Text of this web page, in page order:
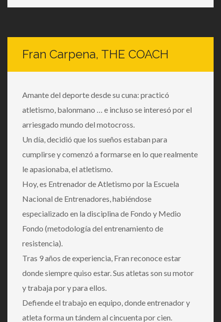
Fran Carpena, THE COACH
Amante del deporte desde su cuna: practicó
atletismo, balonmano … e incluso se interesó por el
arriesgado mundo del motocross.
Un día, decidió que los sueños estaban para
cumplirse y comenzó a formarse en lo que realmente
le apasionaba, el atletismo.
Hoy, es Entrenador de Atletismo por la Escuela
Nacional de Entrenadores, habiéndose
especializado en la disciplina de Fondo y Medio
Fondo (metodología del entrenamiento de
resistencia).
Tras 9 años de experiencia, Fran reconoce estar
donde siempre quiso estar. Sus atletas son su motor
y trabaja por y para ellos.
Defiende el trabajo en equipo, donde entrenador y
atleta forma un tándem al cincuenta por cien.